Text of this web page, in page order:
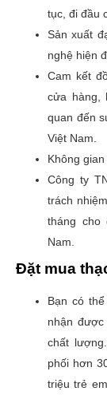
tục, đi đầu
Sản xuất
nghệ hiện
Cam kết
cửa hàng,
quan đến
Việt Nam.
Không
Công ty
trách
tháng cho
Nam.
Đặt mua
Bạn có
nhận
chất
phối hơn
triệu trẻ